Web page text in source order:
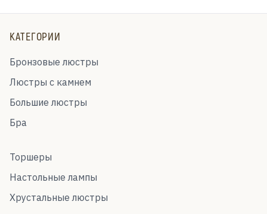
КАТЕГОРИИ
Бронзовые люстры
Люстры с камнем
Большие люстры
Бра
Торшеры
Настольные лампы
Хрустальные люстры